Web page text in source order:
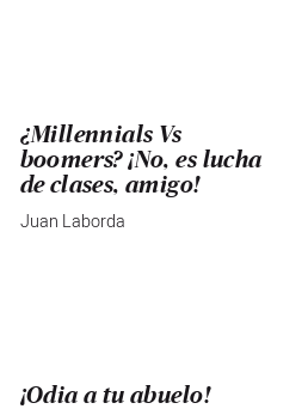
¿Millennials Vs
boomers? ¡No, es lucha
de clases, amigo!
Juan Laborda
¡Odia a tu abuelo!